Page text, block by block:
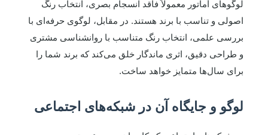
لوگوهای آماتور معمولاً فاقد انسجام بصری، انتخاب رنگ
اصولی و تناسب با برند هستند. در مقابل، لوگوی حرفه‌ای با
بررسی علمی، انتخاب رنگ متناسب با روانشناسی مشتری
و طراحی دقیق، اثری ماندگار خلق می‌کند که برند شما را
برای سال‌ها متمایز خواهد ساخت.
لوگو و جایگاه آن در شبکه‌های اجتماعی